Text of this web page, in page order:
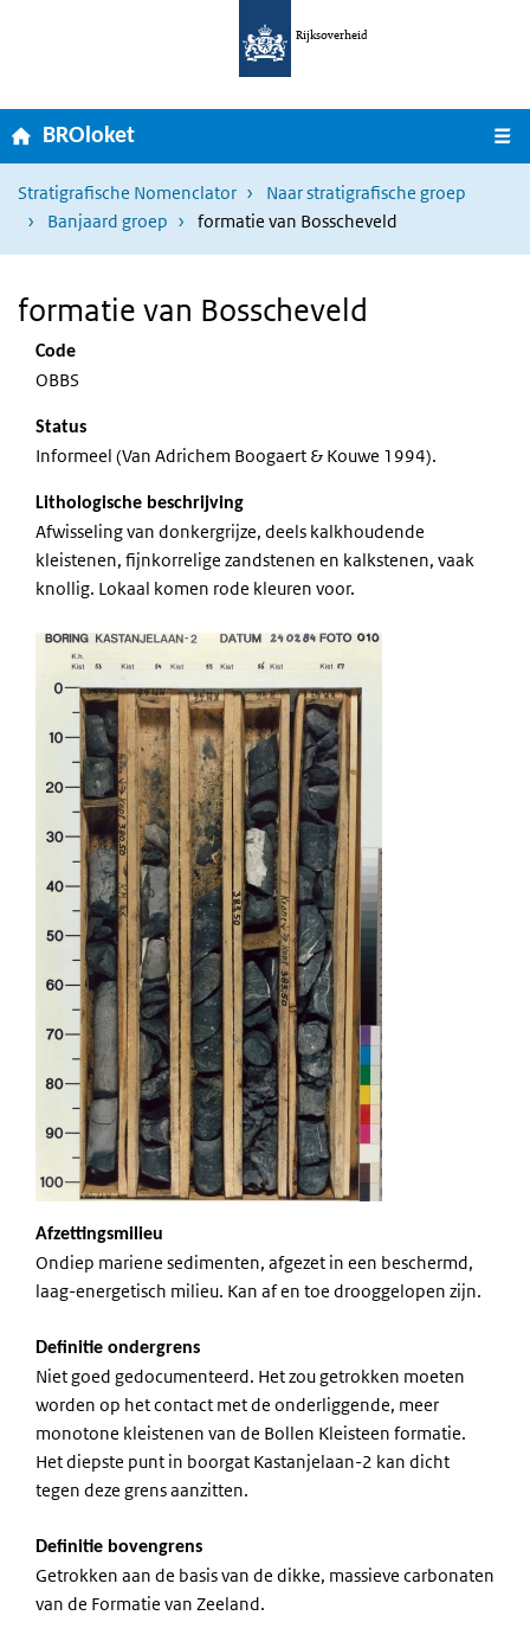
Overslaan en naar de inhoud gaan
Rijksoverheid
Home
BROloket
Stratigrafische Nomenclator
Naar stratigrafische groep
Banjaard groep
formatie van Bosscheveld
formatie van Bosscheveld
Code
OBBS
Status
Informeel (Van Adrichem Boogaert & Kouwe 1994).
Lithologische beschrijving
Afwisseling van donkergrijze, deels kalkhoudende
kleistenen, fijnkorrelige zandstenen en kalkstenen, vaak
knollig. Lokaal komen rode kleuren voor.
Afzettingsmilieu
Ondiep mariene sedimenten, afgezet in een beschermd,
laag-energetisch milieu. Kan af en toe drooggelopen zijn.
Definitie ondergrens
Niet goed gedocumenteerd. Het zou getrokken moeten
worden op het contact met de onderliggende, meer
monotone kleistenen van de Bollen Kleisteen formatie.
Het diepste punt in boorgat Kastanjelaan-2 kan dicht
tegen deze grens aanzitten.
Definitie bovengrens
Getrokken aan de basis van de dikke, massieve carbonaten
van de Formatie van Zeeland.